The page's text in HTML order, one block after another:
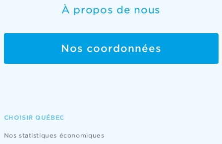
À propos de nous
Nos coordonnées
CHOISIR QUÉBEC
Nos statistiques économiques